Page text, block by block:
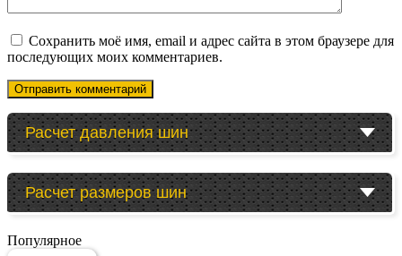
Сохранить моё имя, email и адрес сайта в этом браузере для
последующих моих комментариев.
Расчет давления шин
Расчет размеров шин
Популярное